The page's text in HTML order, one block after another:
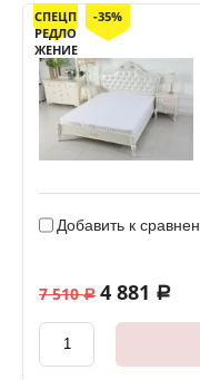
СПЕЦП
РЕДЛО
ЖЕНИЕ
-35%
Добавить к
7 510 a 4 881 a